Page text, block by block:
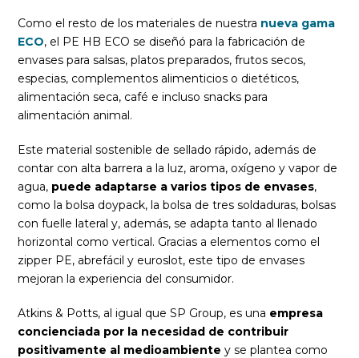
Como el resto de los materiales de nuestra nueva gama
ECO, el PE HB ECO se diseñó para la fabricación de
envases para salsas, platos preparados, frutos secos,
especias, complementos alimenticios o dietéticos,
alimentación seca, café e incluso snacks para
alimentación animal.
Este material sostenible de sellado rápido, además de
contar con alta barrera a la luz, aroma, oxígeno y vapor de
agua, puede adaptarse a varios tipos de envases,
como la bolsa doypack, la bolsa de tres soldaduras, bolsas
con fuelle lateral y, además, se adapta tanto al llenado
horizontal como vertical. Gracias a elementos como el
zipper PE, abrefácil y euroslot, este tipo de envases
mejoran la experiencia del consumidor.
Atkins & Potts, al igual que SP Group, es una empresa
concienciada por la necesidad de contribuir
positivamente al medioambiente y se plantea como